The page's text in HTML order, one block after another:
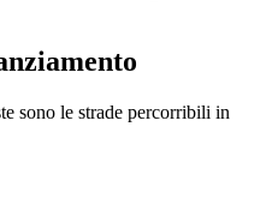
sono le strade percorribili in